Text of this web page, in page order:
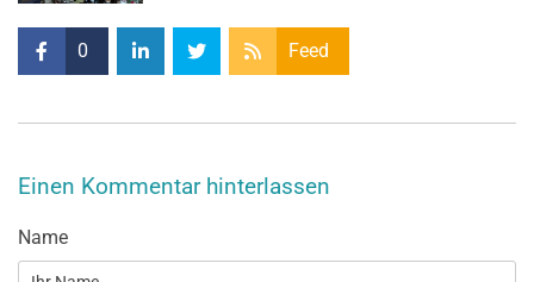
0 Feed
Einen Kommentar hinterlassen
Name